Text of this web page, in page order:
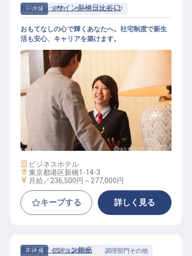
正社員 宿泊 サービススタッフ
総合職（ホテル運営業務）
相鉄フレッサイン新橋日比谷口
おもてなしの心で輝くあなたへ。社宅制度で新生
活も安心、キャリアを築けます。
施設業態
ビジネスホテル
勤務地
東京都港区新橋1-14-3
給与
月給／236,500円～ 277,000円
キープする 詳しく見る
正社員 調理（調理師） 調理部門その他
東京エディション銀座